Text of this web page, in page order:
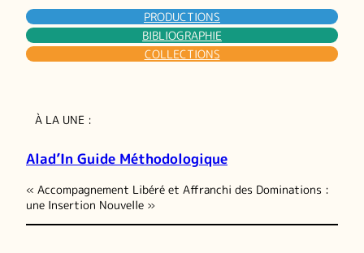
PRODUCTIONS
BIBLIOGRAPHIE
COLLECTIONS
À LA UNE :
Alad’In Guide Méthodologique
« Accompagnement Libéré et Affranchi des Dominations :
une Insertion Nouvelle »